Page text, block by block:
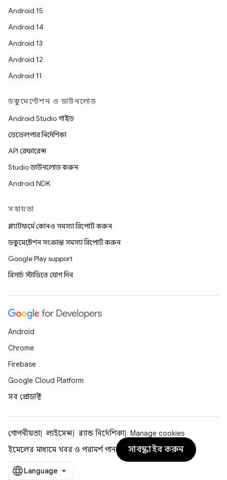
Android 15
Android 14
Android 13
Android 12
Android 11
ডকুমেন্টেশন ও ডাউনলোড
Android Studio গাইড
ডেভেলপার নির্দেশিকা
API রেফারেন্স
Studio ডাউনলোড করুন
Android NDK
সহায়তা
প্ল্যাটফর্মে কোনও সমস্যা রিপোর্ট করুন
ডকুমেন্টেশন সংক্রান্ত সমস্যা রিপোর্ট করুন
Google Play support
রিসার্চ স্টাডিতে যোগ দিন
Android
Chrome
Firebase
Google Cloud Platform
সব প্রোডাক্ট
গোপনীয়তা লাইসেন্স ব্র্যান্ড নির্দেশিকা
Manage cookies
ইমেলের মাধ্যমে খবর ও পরামর্শ পান
সাবস্ক্রাইব করুন